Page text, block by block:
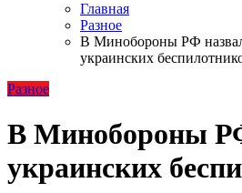
Главная
Разное
В Минобороны РФ
украинских
Разное
В Минобороны
украинских